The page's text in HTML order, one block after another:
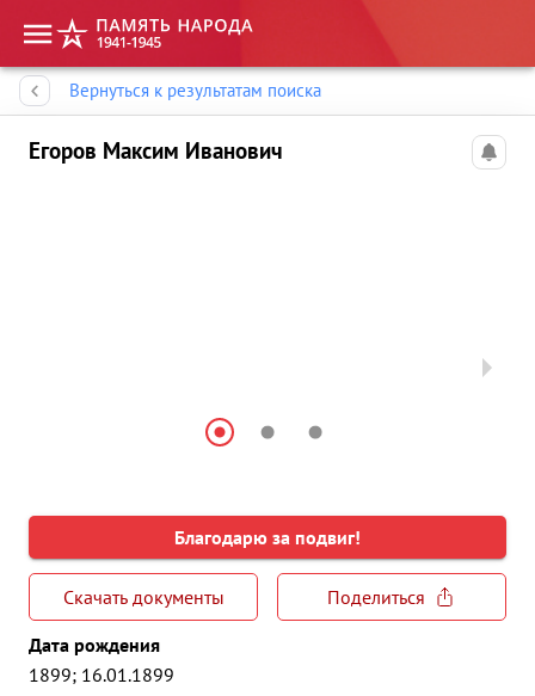
Вернуться к результатам поиска
Егоров Максим Иванович
Благодарю за подвиг!
Скачать документы
Поделиться
Дата рождения
1899; 16.01.1899
Память народа